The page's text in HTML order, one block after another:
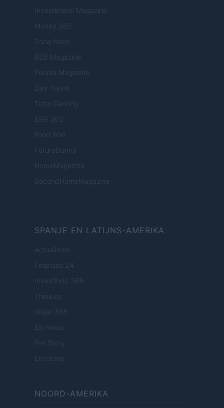
Investimenti Magazine
Money 365
Zona Nerd
B2B Magazine
People Magazine
Day Travel
Tutto Gaming
ESG 365
Food Wiki
FuturoDonna
HomeMagazine
SecondHomeMagazine
SPANJE EN LATIJNS-AMERIKA
Actualidad
Finanzas 24
Investindo 365
Think.es
Viajar 365
ES Newz
Pet Story
Encocina
NOORD-AMERIKA